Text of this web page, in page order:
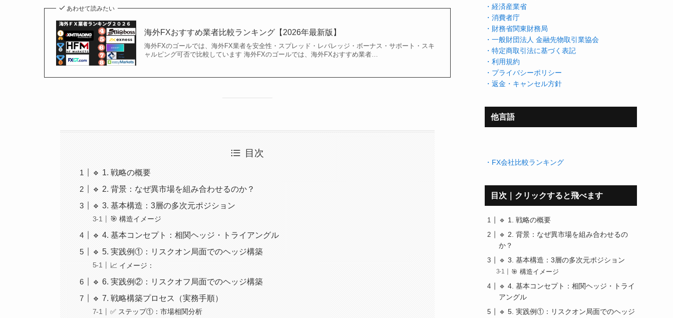
あわせて読みたい
海外FXおすすめ業者比較ランキング【2026年最新版】
海外FXのゴールでは、海外FX業者を安全性・スプレッド・レバレッジ・ボーナス・サポート・スキ
ャルピング可否で比較しています 海外FXのゴールでは、海外FXおすすめ業者…
目次
🔹 1. 戦略の概要
🔹 2. 背景：なぜ異市場を組み合わせるのか？
🔹 3. 基本構造：3層の多次元ポジション
🎯 構造イメージ
🔹 4. 基本コンセプト：相関ヘッジ・トライアングル
🔹 5. 実践例①：リスクオン局面でのヘッジ構築
📈 イメージ：
🔹 6. 実践例②：リスクオフ局面でのヘッジ構築
🔹 7. 戦略構築プロセス（実務手順）
✅ ステップ①：市場相関分析
・経済産業省
・消費者庁
・財務省関東財務局
・一般財団法人 金融先物取引業協会
・特定商取引法に基づく表記
・利用規約
・プライバシーポリシー
・返金・キャンセル方針
他言語
・FX会社比較ランキング
目次｜クリックすると飛べます
🔹 1. 戦略の概要
🔹 2. 背景：なぜ異市場を組み合わせるの
か？
🔹 3. 基本構造：3層の多次元ポジション
🎯 構造イメージ
🔹 4. 基本コンセプト：相関ヘッジ・トライ
アングル
🔹 5. 実践例①：リスクオン局面でのヘッジ